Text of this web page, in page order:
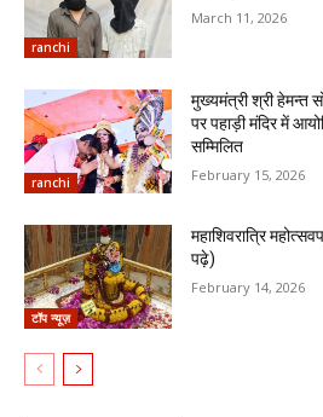
ranchi
March 11, 2026
ranchi
मुख्यमंत्री श्री हेमन्त
पर पहाड़ी मंदिर में
सम्मिलित
February 15, 2026
टॉप न्यूज़
महाशिवरात्रि
पढ़े)
February 14, 2026